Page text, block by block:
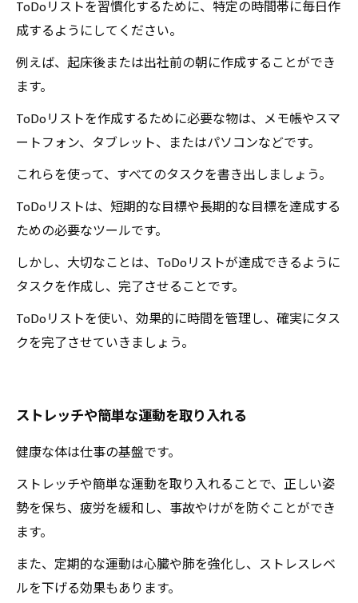
ToDoリストを習慣化するために、特定の時間帯に毎日作
成するようにしてください。
例えば、起床後または出社前の朝に作成することができ
ます。
ToDoリストを作成するために必要な物は、メモ帳やスマ
ートフォン、タブレット、またはパソコンなどです。
これらを使って、すべてのタスクを書き出しましょう。
ToDoリストは、短期的な目標や長期的な目標を達成する
ための必要なツールです。
しかし、大切なことは、ToDoリストが達成できるように
タスクを作成し、完了させることです。
ToDoリストを使い、効果的に時間を管理し、確実にタス
クを完了させていきましょう。
ストレッチや簡単な運動を取り入れる
健康な体は仕事の基盤です。
ストレッチや簡単な運動を取り入れることで、正しい姿
勢を保ち、疲労を緩和し、事故やけがを防ぐことができ
ます。
また、定期的な運動は心臓や肺を強化し、ストレスレベ
ルを下げる効果もあります。